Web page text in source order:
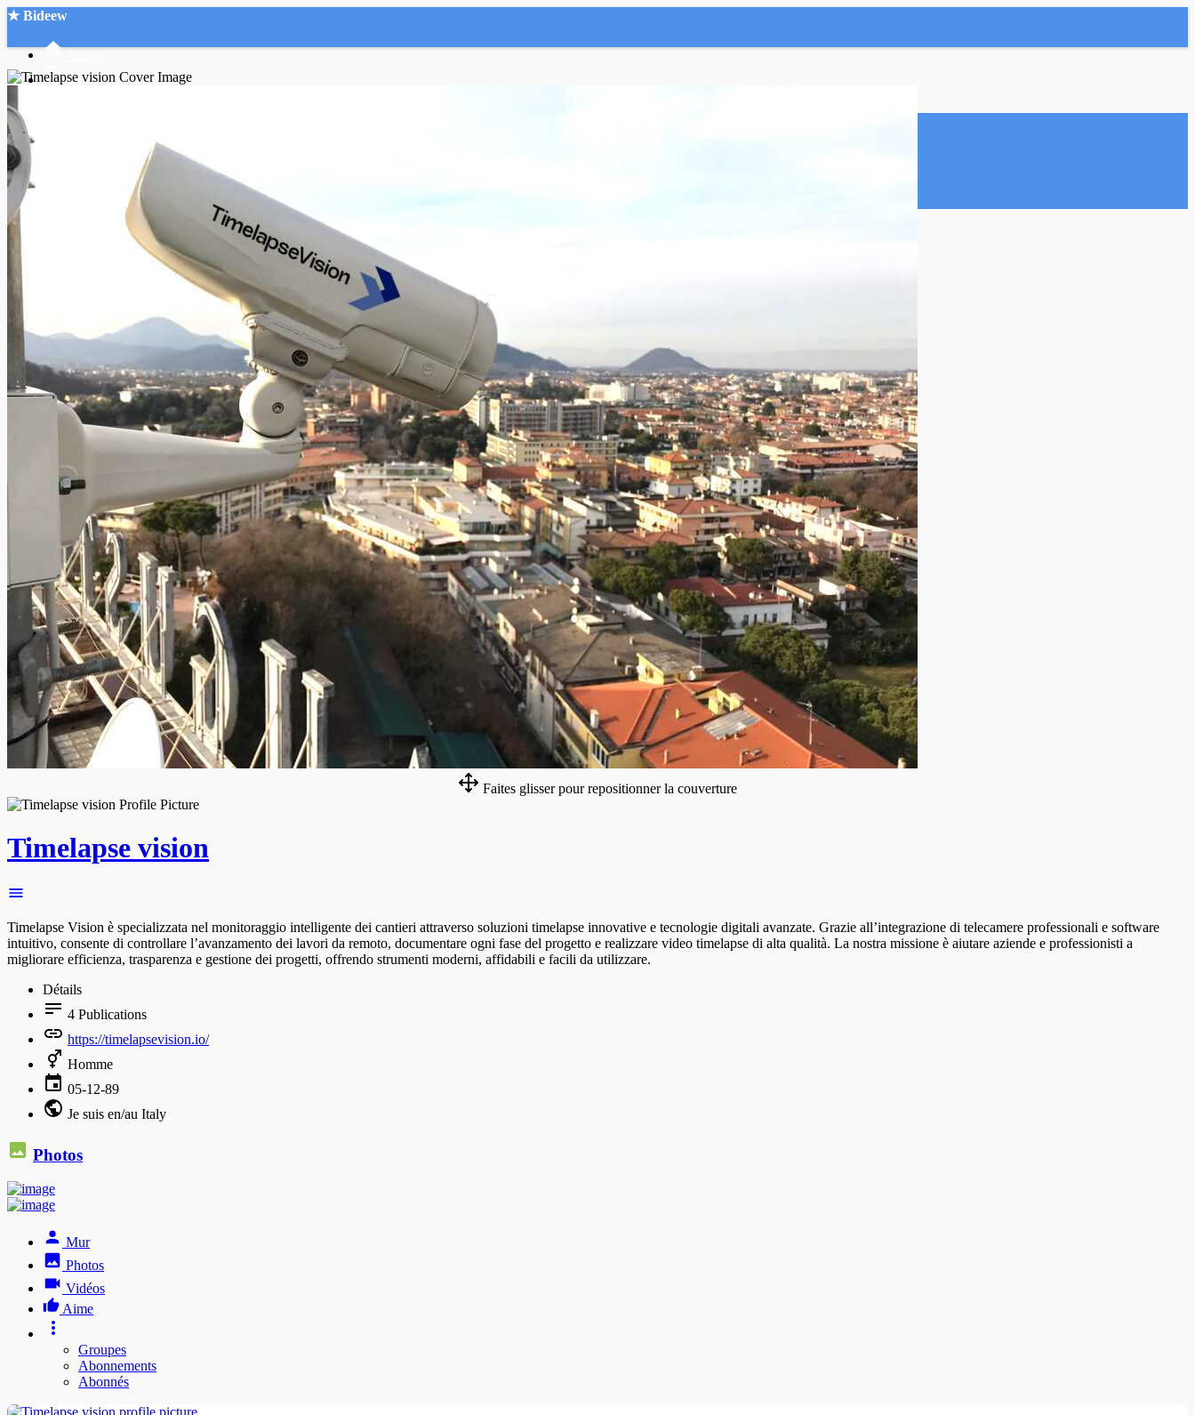
★ Bideew
Recherche Avancée
Connexion
Créer un compte
Faites glisser pour repositionner la couverture
Timelapse vision
Timelapse Vision è specializzata nel monitoraggio intelligente dei cantieri attraverso soluzioni timelapse innovative e tecnologie digitali avanzate. Grazie all’integrazione di telecamere professionali e software
intuitivo, consente di controllare l’avanzamento dei lavori da remoto, documentare ogni fase del progetto e realizzare video timelapse di alta qualità. La nostra missione è aiutare aziende e professionisti a
migliorare efficienza, trasparenza e gestione dei progetti, offrendo strumenti moderni, affidabili e facili da utilizzare.
Détails
4 Publications
https://timelapsevision.io/
Homme
05-12-89
Je suis en/au Italy
Photos
Mur
Photos
Vidéos
Aime
Groupes
Abonnements
Abonnés